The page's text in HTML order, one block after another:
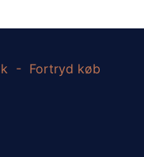
- Fortryd køb